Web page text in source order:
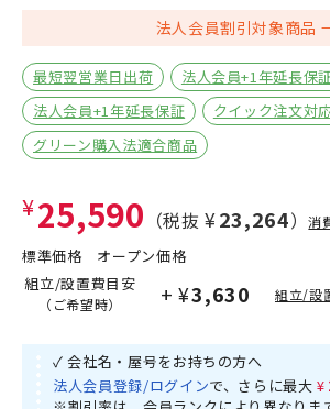
法人会員割引対象商品
最短翌営業日出荷
法人会員+1年延長保
法人会員+1年延長保証
クイック注文対
グリーン購入法適合商品
¥25,590 （税抜 ¥23,264）消
標準価格 オープン価格
組立/設置費目安
（ご希望時） + ¥3,630 組立/設
✓ 会社名・屋号をお持ちの方へ
法人会員登録/ログインで、さらに最大